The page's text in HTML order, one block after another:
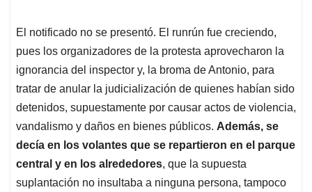
El notificado no se presentó. El runrún fue creciendo,
pues los organizadores de la protesta aprovecharon la
ignorancia del inspector y, la broma de Antonio, para
tratar de anular la judicialización de quienes habían sido
detenidos, supuestamente por causar actos de violencia,
vandalismo y daños en bienes públicos. Además, se
decía en los volantes que se repartieron en el parque
central y en los alrededores, que la supuesta
suplantación no insultaba a ninguna persona, tampoco